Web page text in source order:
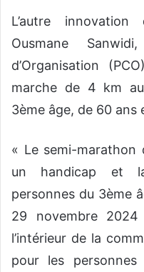
L’autre
Ousmane
d’Organisation
marche de 4 km
3ème âge, de 60 ans
« Le semi-marathon
un handicap et
personnes du 3ème
29 novembre
l’intérieur de la
pour les